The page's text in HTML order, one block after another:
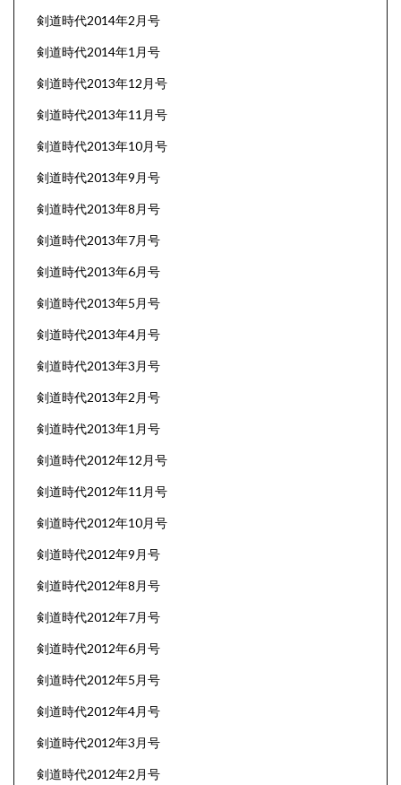
剣道時代2014年2月号
剣道時代2014年1月号
剣道時代2013年12月号
剣道時代2013年11月号
剣道時代2013年10月号
剣道時代2013年9月号
剣道時代2013年8月号
剣道時代2013年7月号
剣道時代2013年6月号
剣道時代2013年5月号
剣道時代2013年4月号
剣道時代2013年3月号
剣道時代2013年2月号
剣道時代2013年1月号
剣道時代2012年12月号
剣道時代2012年11月号
剣道時代2012年10月号
剣道時代2012年9月号
剣道時代2012年8月号
剣道時代2012年7月号
剣道時代2012年6月号
剣道時代2012年5月号
剣道時代2012年4月号
剣道時代2012年3月号
剣道時代2012年2月号